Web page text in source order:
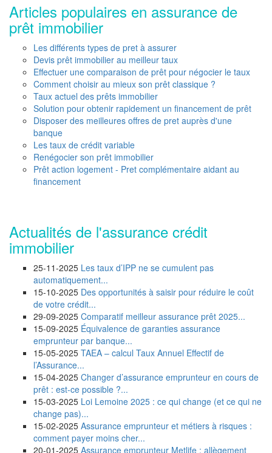
Articles populaires en assurance de
prêt immobilier
Les différents types de pret à assurer
Devis prêt immobilier au meilleur taux
Effectuer une comparaison de prêt pour négocier le taux
Comment choisir au mieux son prêt classique ?
Taux actuel des prêts immobilier
Solution pour obtenir rapidement un financement de prêt
Disposer des meilleures offres de pret auprès d'une
banque
Les taux de crédit variable
Renégocier son prêt immobilier
Prêt action logement - Pret complémentaire aidant au
financement
Actualités de l'assurance crédit
immobilier
25-11-2025 Les taux d’IPP ne se cumulent pas
automatiquement...
15-10-2025 Des opportunités à saisir pour réduire le coût
de votre crédit...
29-09-2025 Comparatif meilleur assurance prêt 2025...
15-09-2025 Équivalence de garanties assurance
emprunteur par banque...
15-05-2025 TAEA – calcul Taux Annuel Effectif de
l’Assurance...
15-04-2025 Changer d’assurance emprunteur en cours de
prêt : est-ce possible ?...
15-03-2025 Loi Lemoine 2025 : ce qui change (et ce qui ne
change pas)...
15-02-2025 Assurance emprunteur et métiers à risques :
comment payer moins cher...
20-01-2025 Assurance emprunteur Metlife : allègement